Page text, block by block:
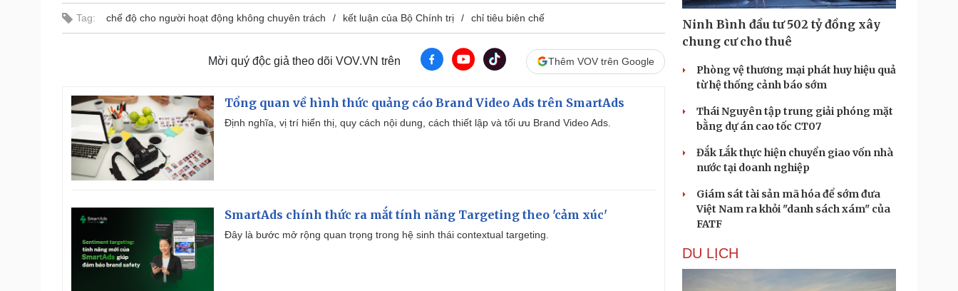
Tag: chế độ cho người hoạt động không chuyên trách kết luận của Bộ Chính trị chỉ tiêu biên chế
Mời quý độc giả theo dõi VOV.VN trên Thêm VOV trên Google
Tổng quan về hình thức quảng cáo Brand Video Ads trên SmartAds
Định nghĩa, vị trí hiển thị, quy cách nội dung, cách thiết lập và tối ưu Brand Video Ads.
SmartAds chính thức ra mắt tính năng Targeting theo 'cảm xúc'
Đây là bước mở rộng quan trọng trong hệ sinh thái contextual targeting.
Ninh Bình đầu tư 502 tỷ đồng xây
chung cư cho thuê
Phòng vệ thương mại phát huy hiệu quả
từ hệ thống cảnh báo sớm
Thái Nguyên tập trung giải phóng mặt
bằng dự án cao tốc CT07
Đắk Lắk thực hiện chuyển giao vốn nhà
nước tại doanh nghiệp
Giám sát tài sản mã hóa để sớm đưa
Việt Nam ra khỏi "danh sách xám" của
FATF
DU LỊCH